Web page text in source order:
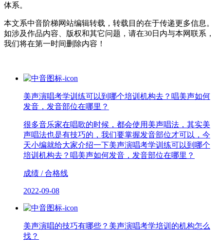
体系。
本文系中音阶梯网站编辑转载，转载目的在于传递更多信息。
如涉及作品内容、版权和其它问题，请在30日内与本网联系，
我们将在第一时间删除内容！
美声演唱考学训练可以到哪个培训机构去？唱美声如何
发音，发音部位在哪里？
很多音乐家在唱歌的时候，都会使用美声唱法，其实美
声唱法也是有技巧的，我们要掌握发音部位才可以，今
天小编就给大家介绍一下美声演唱考学训练可以到哪个
培训机构去？唱美声如何发音，发音部位在哪里？
成绩 / 合格线
2022-09-08
美声演唱的技巧有哪些？美声演唱考学培训的机构怎么
找？